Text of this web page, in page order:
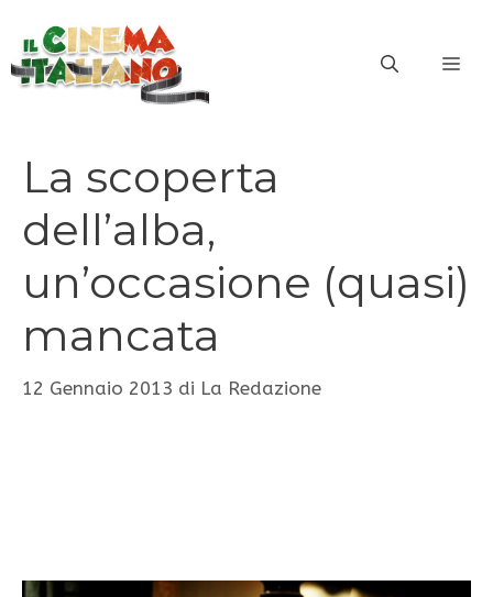
contenuto
La scoperta
dell’alba,
un’occasione (quasi)
mancata
12 Gennaio 2013 di La Redazione